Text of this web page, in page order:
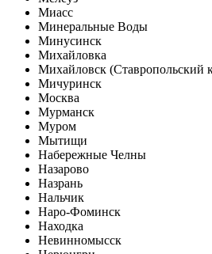
Миасс
Минеральные Воды
Минусинск
Михайловка
Михайловск (Ставропольский
Мичуринск
Москва
Мурманск
Муром
Мытищи
Набережные Челны
Назарово
Назрань
Нальчик
Наро-Фоминск
Находка
Невинномысск